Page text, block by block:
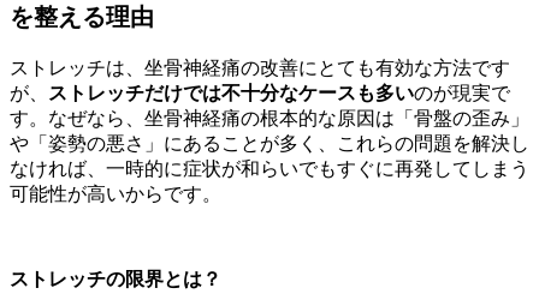
を整える理由
ストレッチは、坐骨神経痛の改善にとても有効な方法です
が、
ストレッチだけでは不十分なケースも多いのが現実で
す。なぜなら、坐骨神経痛の根本的な原因は「骨盤の歪み」
や「姿勢の悪さ」にあることが多く、これらの問題を解決し
なければ、一時的に症状が和らいでもすぐに再発してしまう
可能性が高いからです。
ストレッチの限界とは？